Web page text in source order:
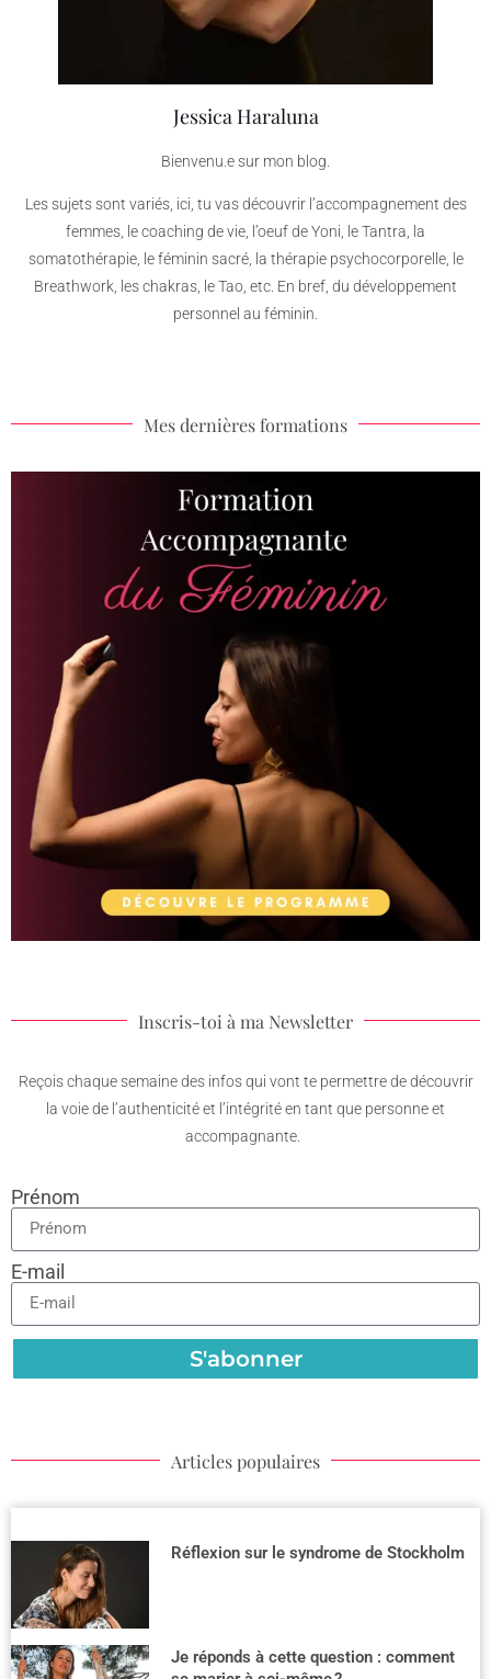
Jessica Haraluna
Bienvenu.e sur mon blog.
Les sujets sont variés, ici, tu vas découvrir l’accompagnement des
femmes, le coaching de vie, l’oeuf de Yoni, le Tantra, la
somatothérapie, le féminin sacré, la thérapie psychocorporelle, le
Breathwork, les chakras, le Tao, etc. En bref, du développement
personnel au féminin.
Mes dernières formations
Inscris-toi à ma Newsletter
Reçois chaque semaine des infos qui vont te permettre de découvrir
la voie de l’authenticité et l’intégrité en tant que personne et
accompagnante.
Prénom
E-mail
S'abonner
Articles populaires
Réflexion sur le syndrome de Stockholm
Je réponds à cette question : comment